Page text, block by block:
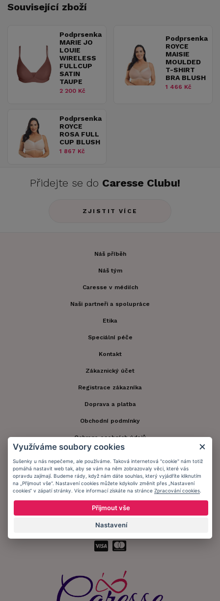
Související zboží
Podprsenka
MARIE JO
LOUIE
WIRELESS
FULLCUP
SATIN
TAUPE
2 200 Kč
Podprsenka
ROYCE
MAISIE
MOULDED
T-SHIRT
BRA BLUSH
1 466 Kč
Podprsenka
ROYCE
ROSA FULL
CUP BLUSH
1 867 Kč
Přidejte se do Caresse Clubu!
ZJISTIT VÍCE
Náš příběh
Náš tým
Caresse v médiích
Naši partneři a spolupráce
Etika
Speciální péče
Kontakt
Zákaznický účet
Registrace zákazníka
Doprava a platba
Obchodní podmínky
Ochrana osobních údajů
Zůstaňte s námi v kontaktu.
Přijímáme platby:
Využíváme soubory cookies
Sušenky u nás nepečeme, ale používáme. Taková internetová "cookie" nám totiž
pomáhá nastavit web tak, aby se vám na něm zobrazovaly věci, které vás
opravdu zajímají. Budeme rády, když nám dáte souhlas, který vyjádříte kliknutím
na „Přijmout vše“. Nastavení cookies můžete kdykoliv změnit přes „Nastavení
cookies“ v zápatí stránky. Více informací získáte na stránce Zpracování cookies
Přijmout vše
Nastavení